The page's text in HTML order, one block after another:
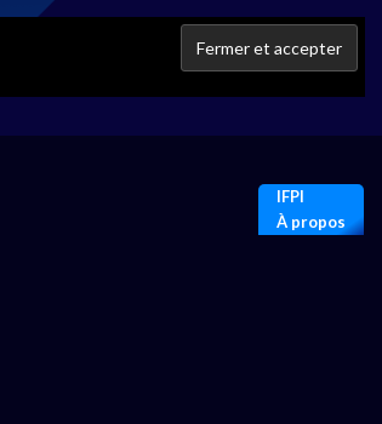
IFPI
À propos